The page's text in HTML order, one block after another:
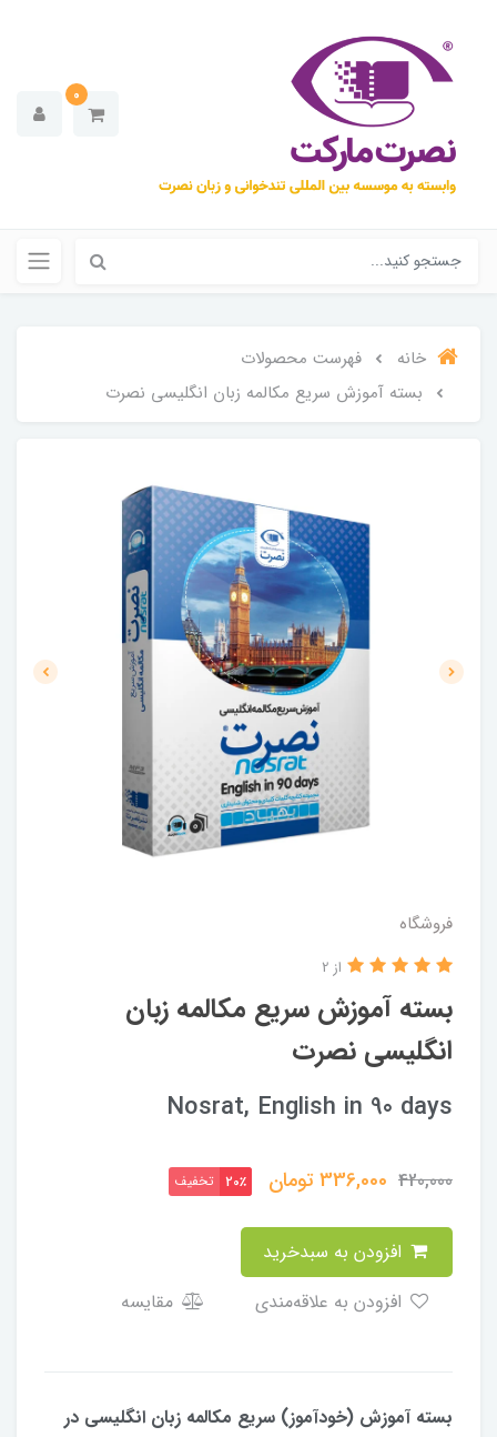
0
خانه
فهرست محصولات
بسته آموزش سریع مکالمه زبان انگلیسی نصرت
فروشگاه
بسته آموزش سریع مکالمه زبان
انگلیسی نصرت
از 2
Nosrat, English in 90 days
420,000
336,000تومان 20٪ تخفیف
مقایسه
بسته آموزش (خودآموز) سریع مکالمه زبان انگلیسی در